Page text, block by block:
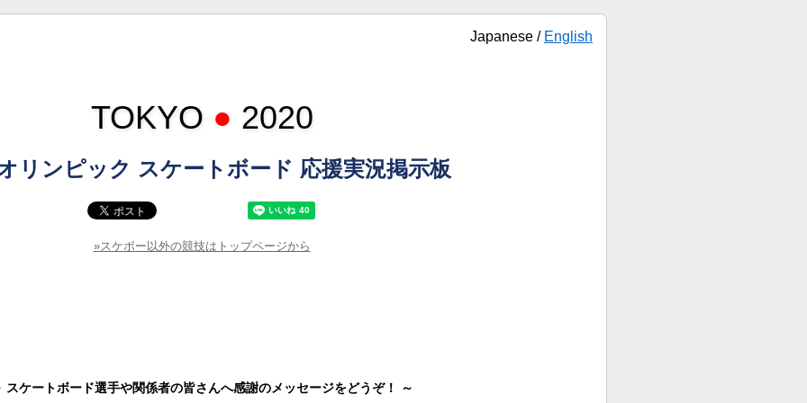
Japanese / English
TOKYO ● 2020
リンピック スケートボード 応援実況掲示板
»スケボー以外の競技はトップページから
スケートボード選手や関係者の皆さんへ感謝のメッセージをどうぞ！ ～